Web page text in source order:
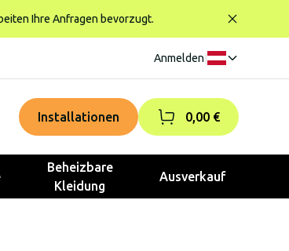
Ihre Anfragen bevorzugt.
Anmelden
Installationen 0,00 €
Beheizbare
Kleidung
Ausverkauf